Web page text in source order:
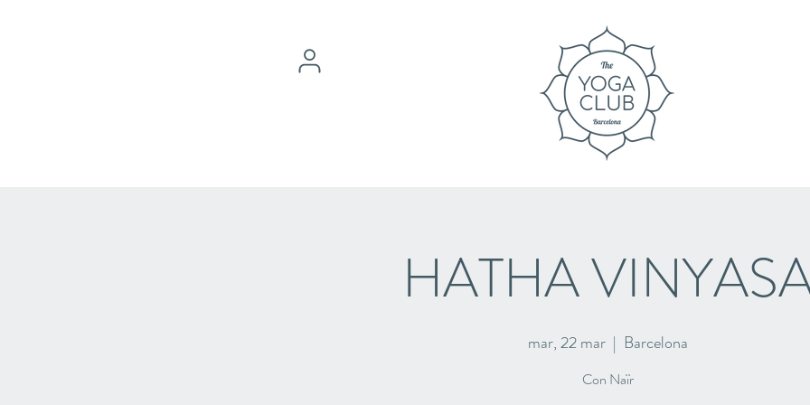
HATHA
mar, 22 mar
  |
Barcelona
Con Naïr